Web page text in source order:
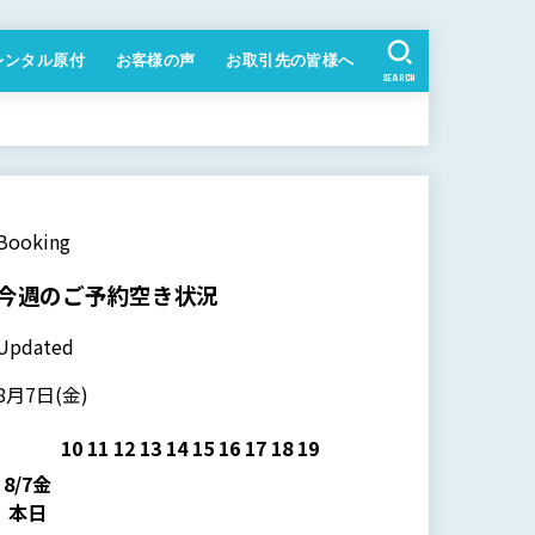
ンタル原付 お客様の声 お取引先の皆様へ
SEARCH